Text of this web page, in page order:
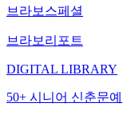
브라보스페셜
브라보리포트
DIGITAL LIBRARY
50+ 시니어 신춘문예